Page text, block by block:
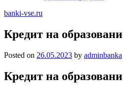
banki-vse.ru
Кредит на
Posted on 26.05.2023 by adminbanka
Кредит на